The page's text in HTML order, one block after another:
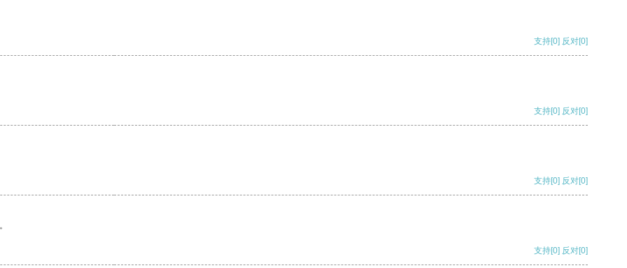
支持[0] 反对[0]
支持[0] 反对[0]
支持[0] 反对[0]
支持[0] 反对[0]